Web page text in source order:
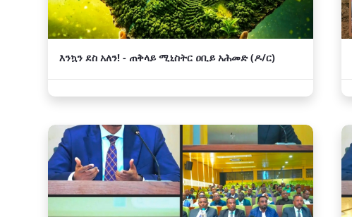
እንኳን ደስ አለን! - ጠቅላይ ሚኒስትር ዐቢይ አሕመድ (ዶ/ር)